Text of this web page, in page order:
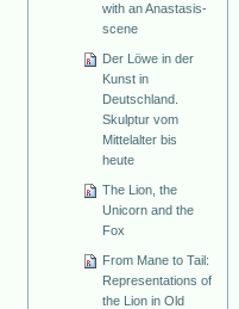
with an Anastasis-
scene
Der Löwe in der
Kunst in
Deutschland.
Skulptur vom
Mittelalter bis
heute
The Lion, the
Unicorn and the
Fox
From Mane to Tail:
Representations of
the Lion in Old